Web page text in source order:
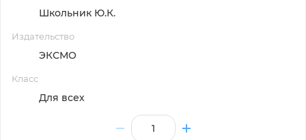
Школьник Ю.К.
Издательство
ЭКСМО
Класс
Для всех